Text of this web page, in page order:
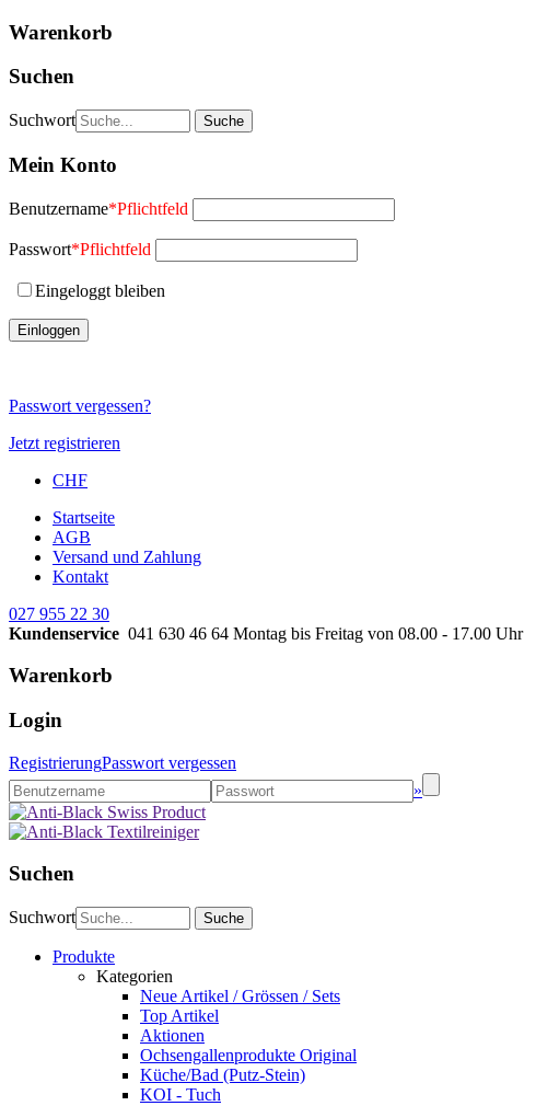
Warenkorb
Suchen
Suchwort
Mein Konto
Benutzername*Pflichtfeld
Passwort*Pflichtfeld
Eingeloggt bleiben
Passwort vergessen?
Jetzt registrieren
CHF
Startseite
AGB
Versand und Zahlung
Kontakt
027 955 22 30
Kundenservice 041 630 46 64 Montag bis Freitag von 08.00 - 17.00 Uhr
Warenkorb
Login
RegistrierungPasswort vergessen
»
Suchen
Suchwort
Produkte
Kategorien
Neue Artikel / Grössen / Sets
Top Artikel
Aktionen
Ochsengallenprodukte Original
Küche/Bad (Putz-Stein)
KOI - Tuch